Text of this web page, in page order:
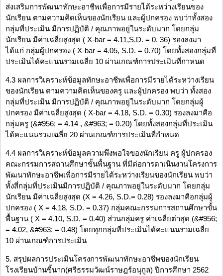
ส่งเสริมการพัฒนาทักษะอาชีพเพื่อการมีรายได้ระหว่างเรียนของ
นักเรียน ตามความคิดเห็นของนักเรียน และผู้ปกครอง พบว่าทั้งสอง
กลุ่มที่ประเมิน มีการปฏิบัติ / คุณภาพอยู่ในระดับมาก โดยกลุ่ม
นักเรียน มีค่าเฉลี่ยสูงสุด ( X-bar = 4.11,S.D. = 0. 36) รองลงมา
ได้แก่ กลุ่มผู้ปกครอง ( X-bar = 4.05, S.D. = 0.70) โดยทั้งสองกลุ่มที่
ประเมินได้คะแนนรวมเฉลี่ย 10 ผ่านเกณฑ์การประเมินที่กาหนด
4.3 ผลการวิเคราะห์ข้อมูลทักษะอาชีพเพื่อการมีรายได้ระหว่างเรียน
ของนักเรียน ตามความคิดเห็นของครู และผู้ปกครอง พบว่า ทั้งสอง
กลุ่มที่ประเมิน มีการปฏิบัติ / คุณภาพอยู่ในระดับมาก โดยกลุ่มผู้
ปกครอง มีค่าเฉลี่ยสูงสุด ( X-bar = 4.18, S.D. = 0.30) รองลงมาคือ
กลุ่มครู (&#956; = 4.14 , &#963; = 0.20) โดยทั้งสองกลุ่มที่ประเมิน
ได้คะแนนรวมเฉลี่ย 20 ผ่านเกณฑ์การประเมินที่กำหนด
4.4 ผลการวิเคราะห์ข้อมูลความพึงพอใจของนักเรียน ครู ผู้ปกครอง
คณะกรรมการสถานศึกษาขั้นพื้นฐาน ที่มีต่อการดาเนินงานโครงการ
พัฒนาทักษะอาชีพเพื่อการมีรายได้ระหว่างเรียนของนักเรียน พบว่า
ทั้งสี่กลุ่มที่ประเมินมีการปฏิบัติ / คุณภาพอยู่ในระดับมาก โดยกลุ่ม
นักเรียน มีค่าเฉลี่ยสูงสุด (X = 4.26, S.D.= 0.28) รองลงมาคือกลุ่มผู้
ปกครอง ( X = 4.18, S.D. = 0.37) กลุ่มคณะกรรมการสถานศึกษาขั้น
พื้นฐาน ( X = 4.10, S.D. = 0.40) ส่วนกลุ่มครู ค่าเฉลี่ยต่าสุด (&#956;
= 4.02, &#963; = 0.48) โดยทุกกลุ่มที่ประเมินได้คะแนนรวมเฉลี่ย
10 ผ่านเกณฑ์การประเมิน
5. สรุปผลการประเมินโครงการพัฒนาทักษะอาชีพของนักเรียน
โรงเรียนบ้านขี้นาก(ศรีธรรมวัฒน์ราษฎร์อนุกูล) ปีการศึกษา 2562